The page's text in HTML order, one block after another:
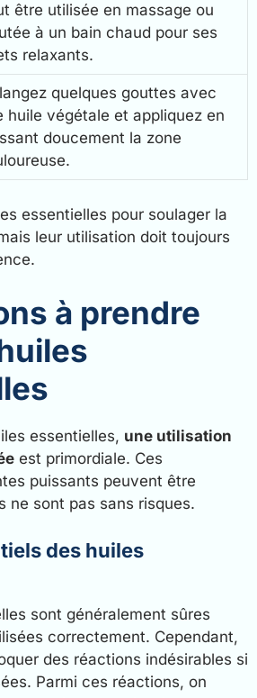
être utilisée en massage ou
à un bain chaud pour ses
relaxants.
quelques gouttes avec
huile végétale et appliquez en
doucement la zone
essentielles pour soulager la
leur utilisation doit toujours
à prendre
essentielles, une utilisation
est primordiale. Ces
puissants peuvent être
ne sont pas sans risques.
des huiles
sont généralement sûres
correctement. Cependant,
des réactions indésirables si
Parmi ces réactions, on